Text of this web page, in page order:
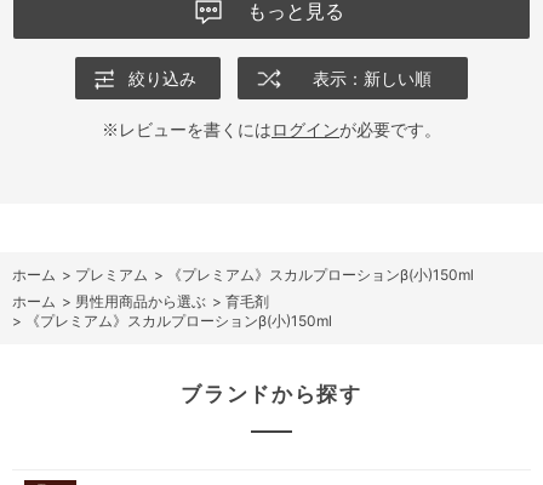
もっと見る
絞り込み 表示：新しい順
※レビューを書くにはログインが必要です。
ホーム > プレミアム >
《プレミアム》スカルプローションβ(小)150ml
ホーム > 男性用商品から選ぶ > 育毛剤
>
《プレミアム》スカルプローションβ(小)150ml
ブランドから探す